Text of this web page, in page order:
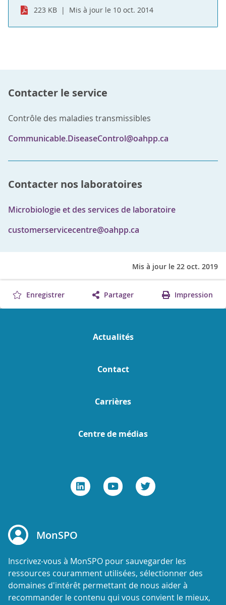
223 KB Mis à jour le 10 oct. 2014
Contacter le service
Contrôle des maladies transmissibles
Communicable.DiseaseControl@oahpp.ca
Contacter nos laboratoires
Microbiologie et des services de laboratoire
customerservicecentre@oahpp.ca
Mis à jour le 22 oct. 2019
Enregistrer Partager Impression
Actualités
Contact
Carrières
Centre de médias
MonSPO
Inscrivez-vous à MonSPO pour sauvegarder les
ressources couramment utilisées, sélectionner des
domaines d'intérêt permettant de nous aider à
recommander le contenu qui vous convient le mieux,